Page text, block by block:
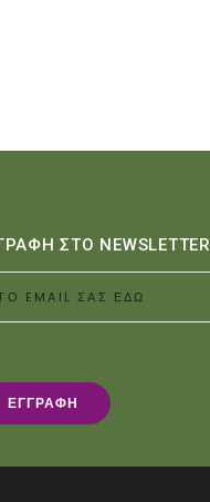
ΣΤΟ NEWSLETTER